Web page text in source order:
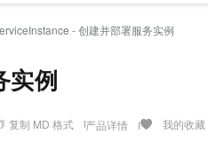
- 创建并部署服务实例
实例
复制 MD 格式 产品详情 我的收藏
大模型服务平台百炼
安全可靠、弹性可伸缩的云计算服务
全托管，含MySQL、PostgreSQL、SQL Server、MariaDB多引擎
轻松解锁专属 DeepSeek-V4-Pro
AI 场景体验
智能编程，一键开启高性价比 AI 编程新体
从图文生成到视频创作，一键激活电商全
配置报价器
基础软件
宝塔 Linux
产品伙伴合作计划
弹性计算合作计划
阿里云认证
全部认证
市场活动
阿里云中企出海大会